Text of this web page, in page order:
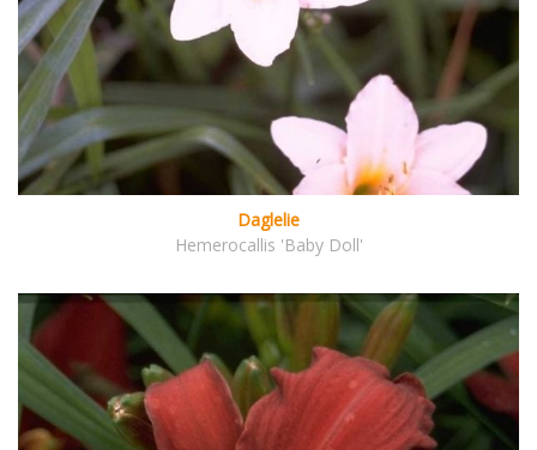
Daglelie
Hemerocallis 'Baby Doll'